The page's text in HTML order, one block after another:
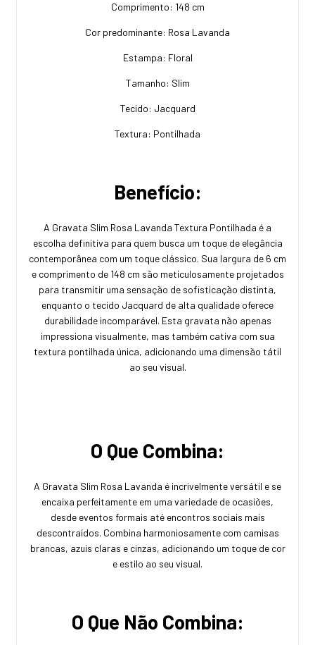
Comprimento: 148 cm
Cor predominante: Rosa Lavanda
Estampa: Floral
Tamanho: Slim
Tecido: Jacquard
Textura: Pontilhada
Benefício:
A Gravata Slim Rosa Lavanda Textura Pontilhada é a
escolha definitiva para quem busca um toque de elegância
contemporânea com um toque clássico. Sua largura de 6 cm
e comprimento de 148 cm são meticulosamente projetados
para transmitir uma sensação de sofisticação distinta,
enquanto o tecido Jacquard de alta qualidade oferece
durabilidade incomparável. Esta gravata não apenas
impressiona visualmente, mas também cativa com sua
textura pontilhada única, adicionando uma dimensão tátil
ao seu visual.
O Que Combina:
A Gravata Slim Rosa Lavanda é incrivelmente versátil e se
encaixa perfeitamente em uma variedade de ocasiões,
desde eventos formais até encontros sociais mais
descontraídos. Combina harmoniosamente com camisas
brancas, azuis claras e cinzas, adicionando um toque de cor
e estilo ao seu visual.
O Que Não Combina: